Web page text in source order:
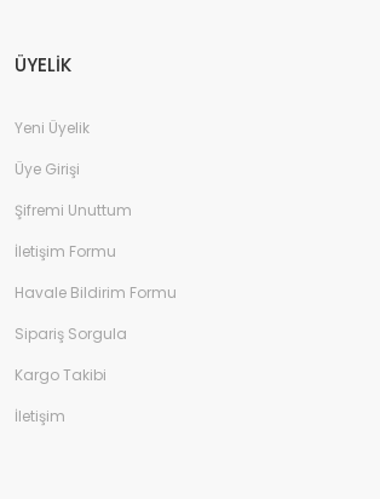
ÜYELİK
Yeni Üyelik
Üye Girişi
Şifremi Unuttum
İletişim Formu
Havale Bildirim Formu
Sipariş Sorgula
Kargo Takibi
İletişim